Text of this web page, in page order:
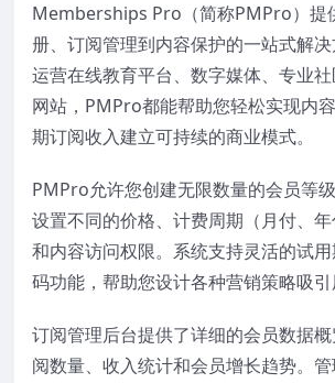
Memberships Pro（简称PMPro）提
册、订阅管理到内容保护的一站式解
运营在线教育平台、数字媒体、专业
网站，PMPro都能帮助您轻松实现内
期订阅收入建立可持续的商业模式。
PMPro允许您创建无限数量的会员等
设置不同的价格、计费周期（月付、年
和内容访问权限。系统支持灵活的试
码功能，帮助您设计各种营销策略吸引
订阅管理后台提供了详细的会员数据
阅数量、收入统计和会员增长趋势。